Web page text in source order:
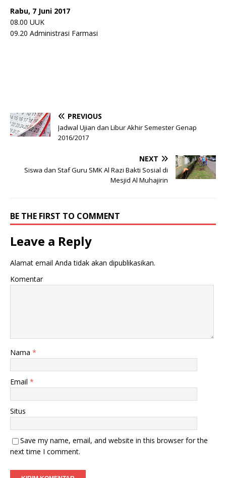
Rabu, 7 Juni 2017
08.00 UUK
09.20 Administrasi Farmasi
PREVIOUS
Jadwal Ujian dan Libur Akhir Semester Genap
2016/2017
NEXT
Siswa dan Staf Guru SMK Al Razi Bakti Sosial di
Mesjid Al Muhajirin
BE THE FIRST TO COMMENT
Leave a Reply
Alamat email Anda tidak akan dipublikasikan.
Komentar
Nama *
Email *
Situs
Save my name, email, and website in this browser for the
next time I comment.